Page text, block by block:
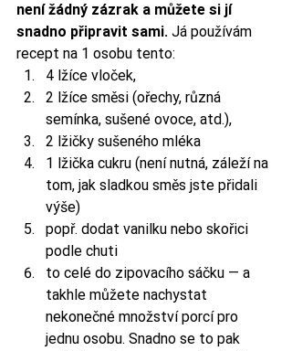
není žádný zázrak a můžete si jí
snadno připravit sami. Já používám
recept na 1 osobu tento:
4 lžíce vloček,
2 lžíce směsi (ořechy, různá
semínka, sušené ovoce, atd.),
2 lžičky sušeného mléka
1 lžička cukru (není nutná, záleží na
tom, jak sladkou směs jste přidali
výše)
popř. dodat vanilku nebo skořici
podle chuti
to celé do zipovacího sáčku — a
takhle můžete nachystat
nekonečné množství porcí pro
jednu osobu. Snadno se to pak